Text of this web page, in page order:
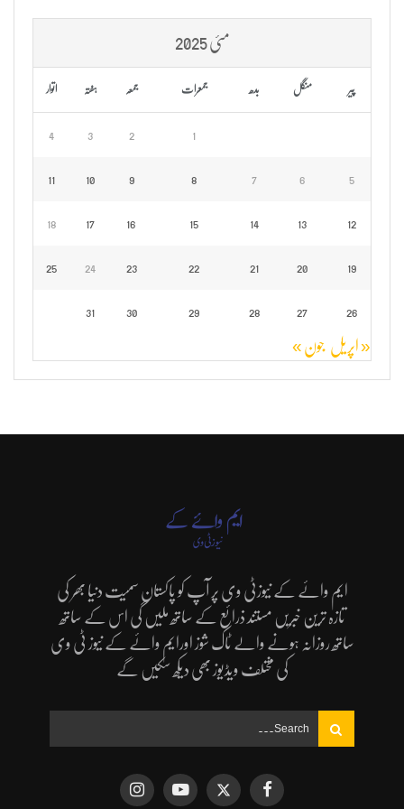
مئی 2025
پیر منگل بدھ جمعرات جمعہ ہفتہ اتوار
1
2
3
4
5
6
7
8
9
10
11
12
13
14
15
16
17
18
19
20
21
22
23
24
25
26
27
28
29
30
31
« اپریل جون »
ایم وائے کے نیوزٹی وی پر آپ کو پاکستان سمیت دنیا بھر کی
تازہ ترین خبریں مستند ذرائع کے ساتھ ملیں گی اس کے ساتھ
ساتھ روزانہ ہونے والے ٹاک شوز اورایم وائے کے نیوز ٹی وی
کی مختلف ویڈیوز بھی دیکھ سکیں گے